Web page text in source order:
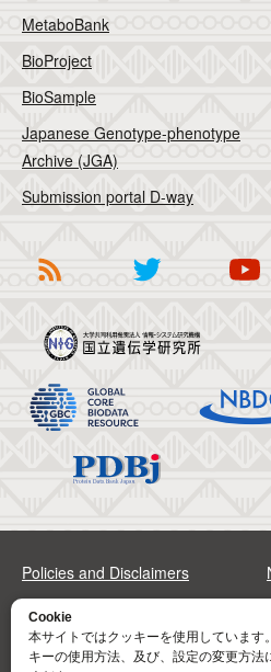
MetaboBank
BioProject
BioSample
Japanese Genotype-phenotype
Archive (JGA)
Submission portal D-way
Policies and Disclaimers
FAQs
Cookie
本サイトではクッキーを使用しています
キーの使用方法、及び、設定の変更方法